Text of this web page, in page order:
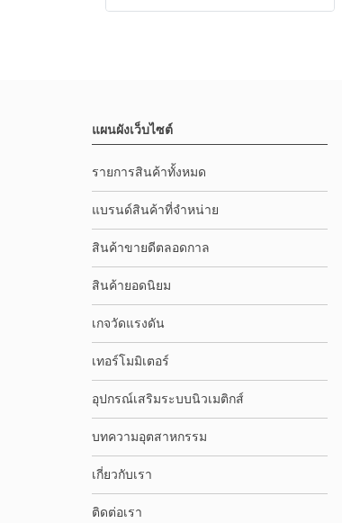
แผนผังเว็บไซต์
รายการสินค้าทั้งหมด
แบรนด์สินค้าที่จำหน่าย
สินค้าขายดีตลอดกาล
สินค้ายอดนิยม
เกจวัดแรงดัน
เทอร์โมมิเตอร์
อุปกรณ์เสริมระบบนิวเมติกส์
บทความอุตสาหกรรม
เกี่ยวกับเรา
ติดต่อเรา